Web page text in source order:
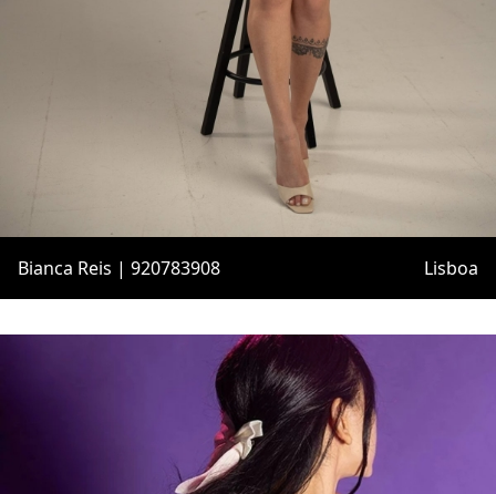
Bianca Reis | 920783908 Lisboa